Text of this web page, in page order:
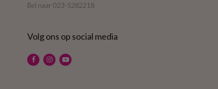
Bel naar 023-5282218
Volg ons op social media